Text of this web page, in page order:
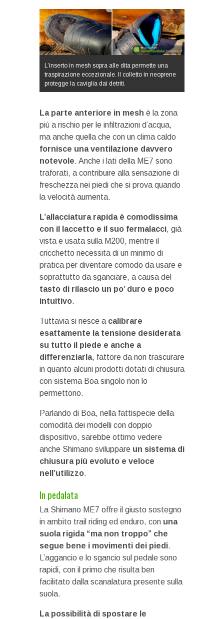
L’inserto in mesh sopra alle dita permette una
traspirazione eccezionale. Il colletto in neoprene
protegge la caviglia dai detriti.
La parte anteriore in mesh è la zona
più a rischio per le infiltrazioni d’acqua,
ma anche quella che con un clima caldo
fornisce una ventilazione davvero
notevole. Anche i lati della ME7 sono
traforati, a contribuire alla sensazione di
freschezza nei piedi che si prova quando
la velocità aumenta.
L’allacciatura rapida è comodissima
con il laccetto e il suo fermalacci, già
vista e usata sulla M200, mentre il
cricchetto necessita di un minimo di
pratica per diventare comodo da usare e
soprattutto da sganciare, a causa del
tasto di rilascio un po’ duro e poco
intuitivo.
Tuttavia si riesce a calibrare
esattamente la tensione desiderata
su tutto il piede e anche a
differenziarla, fattore da non trascurare
in quanto alcuni prodotti dotati di chiusura
con sistema Boa singolo non lo
permettono.
Parlando di Boa, nella fattispecie della
comodità dei modelli con doppio
dispositivo, sarebbe ottimo vedere
anche Shimano sviluppare un sistema di
chiusura più evoluto e veloce
nell’utilizzo.
In pedalata
La Shimano ME7 offre il giusto sostegno
in ambito trail riding ed enduro, con una
suola rigida “ma non troppo” che
segue bene i movimenti dei piedi.
L’aggancio e lo sgancio sul pedale sono
rapidi, con il primo che risulta ben
facilitato dalla scanalatura presente sulla
suola.
La possibilità di spostare le